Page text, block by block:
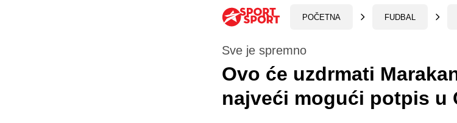
POČETNA FUDBAL
Sve je spremno
Ovo će uzdrmati
najveći mogući potpis u